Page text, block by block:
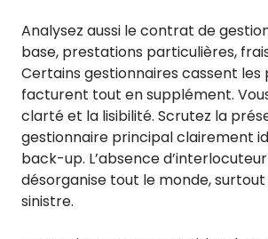
Analysez aussi le contrat de
base, prestations particulières,
Certains gestionnaires cassent les
facturent tout en supplément.
clarté et la lisibilité. Scrutez la
gestionnaire principal clairement
back-up. L’absence
désorganise tout le monde, surtout
sinistre.